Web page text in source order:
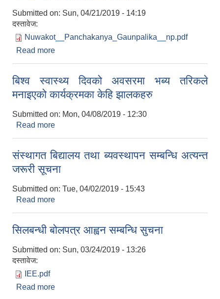
Submitted on: Sun, 04/21/2019 - 14:19
दस्तावेज:
Nuwakot__Panchakanya_Gaunpalika__np.pdf
Read more
बिश्व स्वास्थ्य दिवको अवसरमा भब्य तरिकले
मनाइएको कार्यक्रमका केहि झालकहरु
Submitted on: Mon, 04/08/2019 - 12:30
Read more
संस्थागत बिद्यालय तथा ब्यवस्थापन सम्बन्धि अत्यन्त
जरूरी सूचना
Submitted on: Tue, 04/02/2019 - 15:43
Read more
सिलबन्धी बोलपत्र आह्वन सम्बन्धि सुचना
Submitted on: Sun, 03/24/2019 - 13:26
दस्तावेज:
IEE.pdf
Read more